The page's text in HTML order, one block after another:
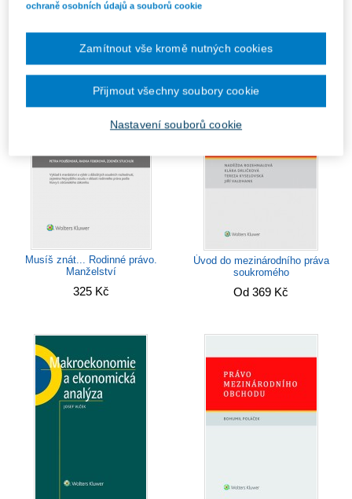
Teorie finančního práva a
Musíš znát... Rodinné právo.
Manželství
325 Kč
Úvod do mezinárodního práva
soukromého
Od 369 Kč
ochraně osobních údajů a souborů cookie
Nastavení souborů cookie
Zamítnout vše kromě nutných cookies
Přijmout všechny soubory cookie